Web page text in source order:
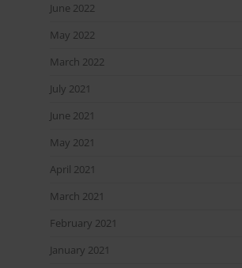
June 2022
May 2022
March 2022
July 2021
June 2021
May 2021
April 2021
March 2021
February 2021
January 2021